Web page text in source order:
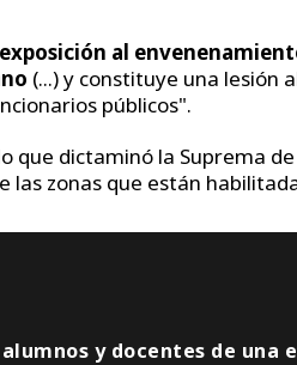
al
(...) y constituye una lesión
públicos".
que dictaminó la Suprema
zonas que están
y docentes de una